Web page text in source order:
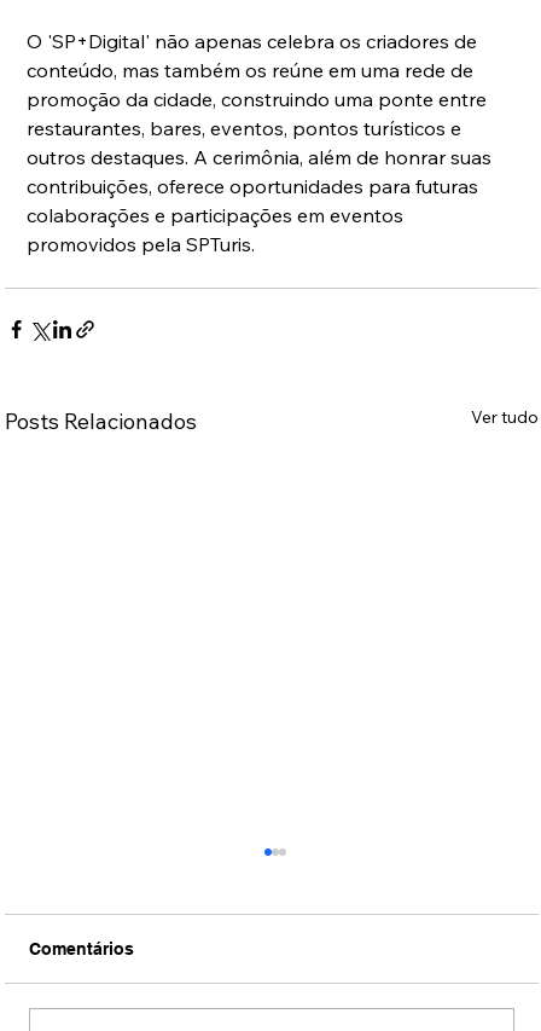
O 'SP+Digital' não apenas celebra os criadores de
conteúdo, mas também os reúne em uma rede de
promoção da cidade, construindo uma ponte entre
restaurantes, bares, eventos, pontos turísticos e
outros destaques. A cerimônia, além de honrar suas
contribuições, oferece oportunidades para futuras
colaborações e participações em eventos
promovidos pela SPTuris.
Posts Relacionados Ver tudo
Comentários